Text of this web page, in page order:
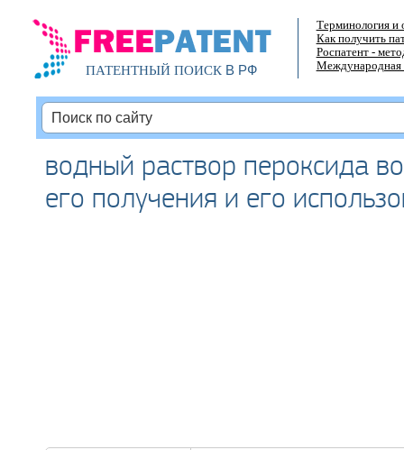
ПАТЕНТНЫЙ ПОИСКВ РФ
Терминология и
Как получить
Роспатент -
Международная
водный раствор пероксида
его получения и его